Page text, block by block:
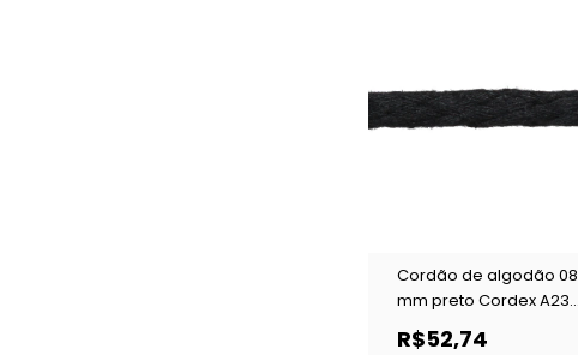
Cordão de algodão 08
mm preto Cordex A23
c/ 50 m
R$52,74